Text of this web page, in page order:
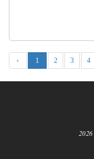
‹ 1 2 3 4